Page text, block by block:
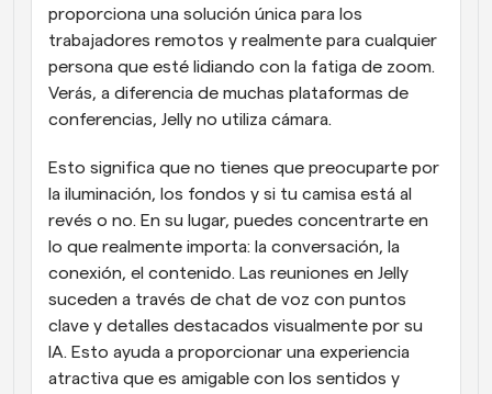
proporciona una solución única para los
trabajadores remotos y realmente para cualquier
persona que esté lidiando con la fatiga de zoom.
Verás, a diferencia de muchas plataformas de
conferencias, Jelly no utiliza cámara.
Esto significa que no tienes que preocuparte por
la iluminación, los fondos y si tu camisa está al
revés o no. En su lugar, puedes concentrarte en
lo que realmente importa: la conversación, la
conexión, el contenido. Las reuniones en Jelly
suceden a través de chat de voz con puntos
clave y detalles destacados visualmente por su
IA. Esto ayuda a proporcionar una experiencia
atractiva que es amigable con los sentidos y